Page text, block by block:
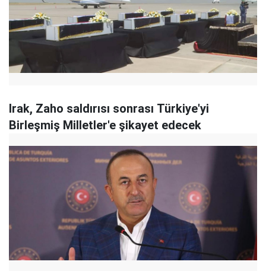
Irak, Zaho saldırısı sonrası Türkiye'yi
Birleşmiş Milletler'e şikayet edecek